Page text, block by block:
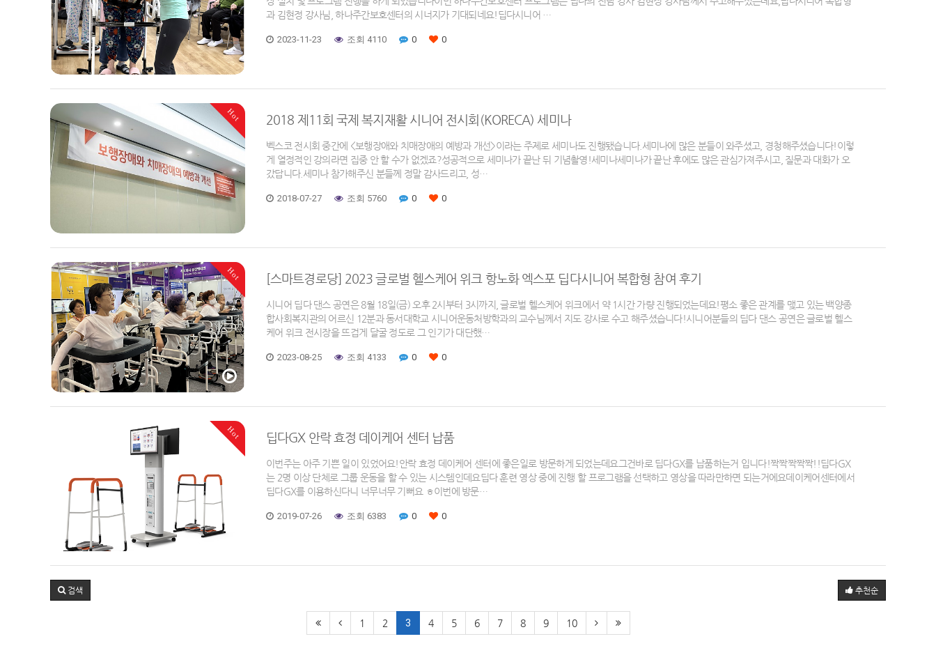
과 김현정 강사님, 하나주간보호센터의 시너지가 기대되네요!​딥다시니어 …
2023-11-23 조회 4110 0 0
Hot 2018 제11회 국제 복지재활 시니어 전시회(KORECA) 세미나
벡스코 전시회 중간에 <보행장애와 치매장애의 예방과 개선>이라는 주제로 세미나도 진행됐습니다.세미나에 많은 분들이 와주셨고, 경청해주셨습니다!이렇
게 열정적인 강의라면 집중 안 할 수가 없겠죠?성공적으로 세미나가 끝난 뒤 기념촬영!세미나세미나가 끝난 후에도 많은 관심가져주시고, 질문과 대화가 오
갔답니다.세미나 참가해주신 분들께 정말 감사드리고, 성…
2018-07-27 조회 5760 0 0
Hot [스마트경로당] 2023 글로벌 헬스케어 위크 항노화 엑스포 딥다시니어 복합형 참여 후기
시니어 딥다 댄스 공연은 8월 18일(금) 오후 2시부터 3시까지, 글로벌 헬스케어 위크에서 약 1시간 가량 진행되었는데요!평소 좋은 관계를 맺고 있는 백양종
합사회복지관의 어르신 12분과 동서대학교 시니어운동처방학과의 교수님께서 지도 강사로 수고 해주셨습니다!​시니어분들의 딥다 댄스 공연은 글로벌 헬스
케어 위크 전시장을 뜨겁게 달굴 정도로 그 인기가 대단했…
2023-08-25 조회 4133 0 0
Hot 딥다GX 안락 효정 데이케어 센터 납품
이번주는 아주 기쁜 일이 있었어요!안락 효정 데이케어 센터에 좋은일로 방문하게 되었는데요​그건바로 딥다GX를 납품하는거 입니다!짝짝짝짝짝!!​딥다GX
는 2명 이상 단체로 그룹 운동을 할 수 있는 시스템인데요딥다 훈련 영상 중에 진행 할 프로그램을 선택하고 영상을 따라만하면 되는거에요​​데이케어센터에서
딥다GX를 이용하신다니 너무너무 기뻐요 ㅎ​​이번에 방문…
2019-07-26 조회 6383 0 0
추천순
검색
1 2 3 4 5 6 7 8 9 10